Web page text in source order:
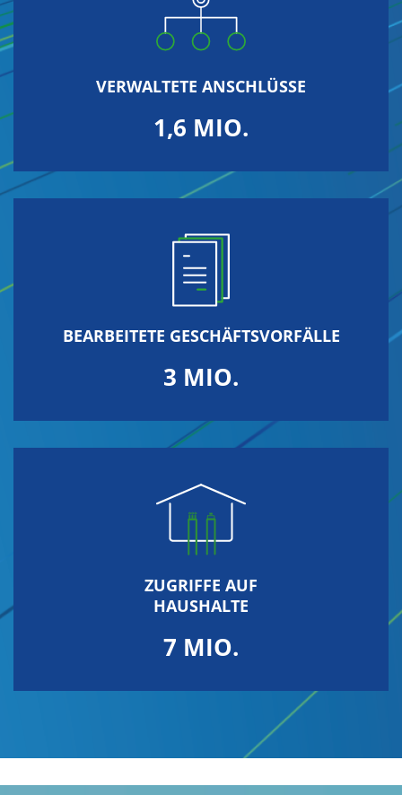
VERWALTETE ANSCHLÜSSE
1,6 MIO.
BEARBEITETE GESCHÄFTSVORFÄLLE
3 MIO.
ZUGRIFFE AUF
HAUSHALTE
7 MIO.